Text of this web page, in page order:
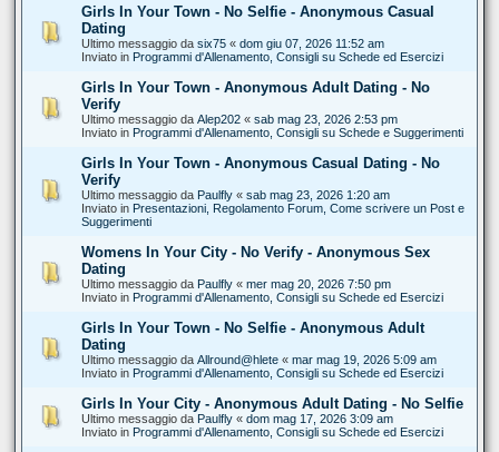
Girls In Your Town - No Selfie - Anonymous Casual
Dating
Ultimo messaggio da six75 « dom giu 07, 2026 11:52 am
Inviato in Programmi d'Allenamento, Consigli su Schede ed Esercizi
Girls In Your Town - Anonymous Adult Dating - No
Verify
Ultimo messaggio da Alep202 « sab mag 23, 2026 2:53 pm
Inviato in Programmi d'Allenamento, Consigli su Schede e Suggerimenti
Girls In Your Town - Anonymous Casual Dating - No
Verify
Ultimo messaggio da Paulfly « sab mag 23, 2026 1:20 am
Inviato in Presentazioni, Regolamento Forum, Come scrivere un Post e
Suggerimenti
Womens In Your City - No Verify - Anonymous Sex
Dating
Ultimo messaggio da Paulfly « mer mag 20, 2026 7:50 pm
Inviato in Programmi d'Allenamento, Consigli su Schede ed Esercizi
Girls In Your Town - No Selfie - Anonymous Adult
Dating
Ultimo messaggio da Allround@hlete « mar mag 19, 2026 5:09 am
Inviato in Programmi d'Allenamento, Consigli su Schede ed Esercizi
Girls In Your City - Anonymous Adult Dating - No Selfie
Ultimo messaggio da Paulfly « dom mag 17, 2026 3:09 am
Inviato in Programmi d'Allenamento, Consigli su Schede ed Esercizi